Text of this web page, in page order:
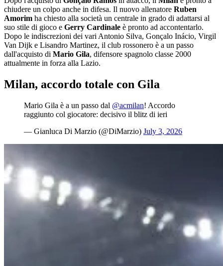
chiudere un colpo anche in difesa. Il nuovo allenatore Ruben
Amorim ha chiesto alla società un centrale in grado di adattarsi al
suo stile di gioco e Gerry Cardinale è pronto ad accontentarlo.
Dopo le indiscrezioni dei vari Antonio Silva, Gonçalo Inácio, Virgil
Van Dijk e Lisandro Martinez, il club rossonero è a un passo
dall'acquisto di Mario Gila, difensore spagnolo classe 2000
attualmente in forza alla Lazio.
Milan, accordo totale con Gila
Mario Gila è a un passo dal @acmilan! Accordo
raggiunto col giocatore: decisivo il blitz di ieri
— Gianluca Di Marzio (@DiMarzio) July 3, 2026